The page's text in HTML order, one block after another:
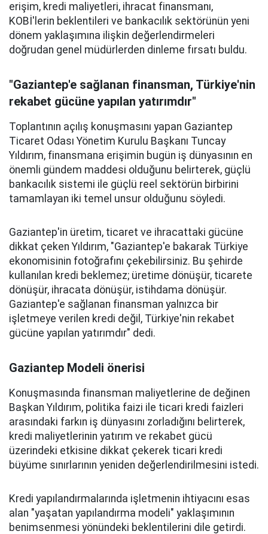
erişim, kredi maliyetleri, ihracat finansmanı,
KOBİ'lerin beklentileri ve bankacılık sektörünün yeni
dönem yaklaşımına ilişkin değerlendirmeleri
doğrudan genel müdürlerden dinleme fırsatı buldu.
"Gaziantep'e sağlanan finansman, Türkiye'nin
rekabet gücüne yapılan yatırımdır"
Toplantının açılış konuşmasını yapan Gaziantep
Ticaret Odası Yönetim Kurulu Başkanı Tuncay
Yıldırım, finansmana erişimin bugün iş dünyasının en
önemli gündem maddesi olduğunu belirterek, güçlü
bankacılık sistemi ile güçlü reel sektörün birbirini
tamamlayan iki temel unsur olduğunu söyledi.
Gaziantep'in üretim, ticaret ve ihracattaki gücüne
dikkat çeken Yıldırım, "Gaziantep'e bakarak Türkiye
ekonomisinin fotoğrafını çekebilirsiniz. Bu şehirde
kullanılan kredi beklemez; üretime dönüşür, ticarete
dönüşür, ihracata dönüşür, istihdama dönüşür.
Gaziantep'e sağlanan finansman yalnızca bir
işletmeye verilen kredi değil, Türkiye'nin rekabet
gücüne yapılan yatırımdır" dedi.
Gaziantep Modeli önerisi
Konuşmasında finansman maliyetlerine de değinen
Başkan Yıldırım, politika faizi ile ticari kredi faizleri
arasındaki farkın iş dünyasını zorladığını belirterek,
kredi maliyetlerinin yatırım ve rekabet gücü
üzerindeki etkisine dikkat çekerek ticari kredi
büyüme sınırlarının yeniden değerlendirilmesini istedi.
Kredi yapılandırmalarında işletmenin ihtiyacını esas
alan "yaşatan yapılandırma modeli" yaklaşımının
benimsenmesi yönündeki beklentilerini dile getirdi.